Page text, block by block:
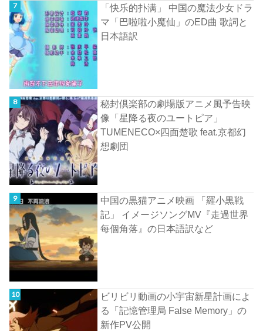
「快乐的扑满」 中国の魔法少女ドラ
マ「巴啦啦小魔仙」のED曲 歌詞と
日本語訳
秘封倶楽部の劇場版アニメ風予告映
像「星降る夜のユートピア」
TUMENECO×四面楚歌 feat.京都幻
想劇団
中国の黒猫アニメ映画 「羅小黒戦
記」 イメージソングMV『走過世界
每個角落』の日本語訳など
ビリビリ動画の小宇宙新星計画によ
る「記憶管理局 False Memory」の
新作PV公開